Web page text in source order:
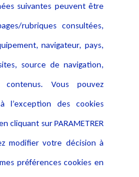
suivantes peuvent être
rubriques consultées,
navigateur, pays,
source de navigation,
Vous pouvez
l’exception des cookies
cliquant sur PARAMETRER
modifier votre décision à
préférences cookies en